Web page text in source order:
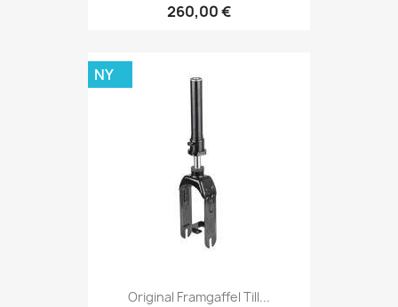
260,00 €
Original Framgaffel Till...
NY